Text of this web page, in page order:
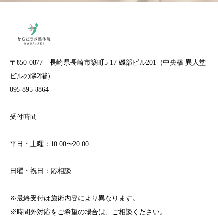
〒850-0877 長崎県長崎市築町5-17 磯部ビル201（中央橋 異人堂
ビルの隣2階）
095-895-8864
受付時間
平日・土曜：10:00〜20:00
日曜・祝日：応相談
※最終受付は施術内容により異なります。
※時間外対応をご希望の場合は、ご相談ください。